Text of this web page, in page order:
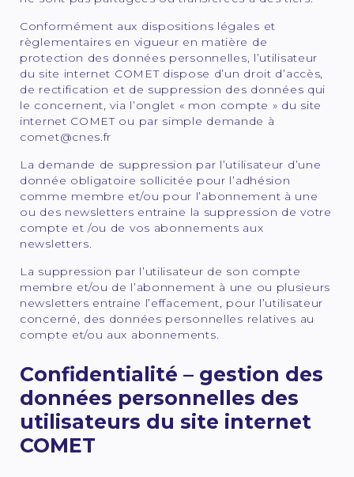
Conformément aux dispositions légales et
règlementaires en vigueur en matière de
protection des données personnelles, l’utilisateur
du site internet COMET dispose d’un droit d’accès,
de rectification et de suppression des données qui
le concernent, via l’onglet « mon compte » du site
internet COMET ou par simple demande à
comet@cnes.fr
La demande de suppression par l’utilisateur d’une
donnée obligatoire sollicitée pour l’adhésion
comme membre et/ou pour l’abonnement à une
ou des newsletters entraine la suppression de votre
compte et /ou de vos abonnements aux
newsletters.
La suppression par l’utilisateur de son compte
membre et/ou de l’abonnement à une ou plusieurs
newsletters entraine l’effacement, pour l’utilisateur
concerné, des données personnelles relatives au
compte et/ou aux abonnements.
Confidentialité – gestion des
données personnelles des
utilisateurs du site internet
COMET